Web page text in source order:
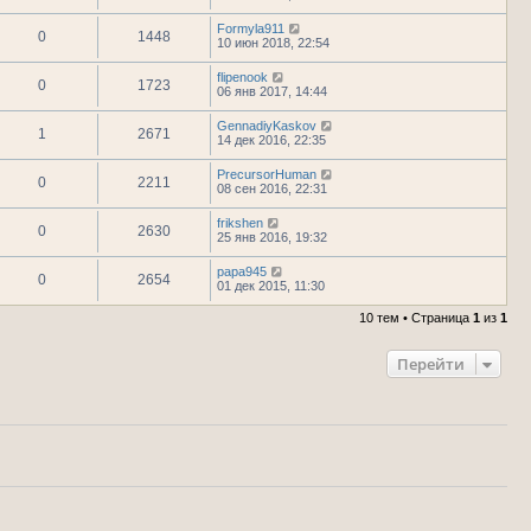
0 1448
Formyla911
10 июн 2018, 22:54
0 1723
flipenook
06 янв 2017, 14:44
1 2671
GennadiyKaskov
14 дек 2016, 22:35
0 2211
PrecursorHuman
08 сен 2016, 22:31
0 2630
frikshen
25 янв 2016, 19:32
0 2654
papa945
01 дек 2015, 11:30
10 тем • Страница 1 из 1
Перейти